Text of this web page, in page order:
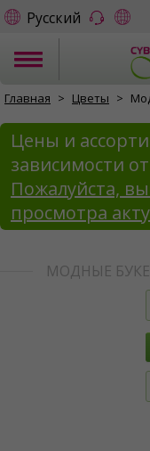
Русский
Главная Цветы
Цены и
зависимости
Пожалуйста,
просмотра
МОДНЫЕ